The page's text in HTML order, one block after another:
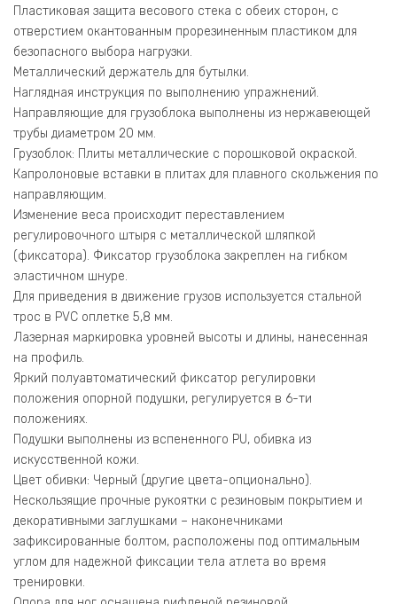
Пластиковая защита весового стека с обеих сторон, с
отверстием окантованным прорезиненным пластиком для
безопасного выбора нагрузки.
Металлический держатель для бутылки.
Наглядная инструкция по выполнению упражнений.
Направляющие для грузоблока выполнены из нержавеющей
трубы диаметром 20 мм.
Грузоблок: Плиты металлические с порошковой окраской.
Капролоновые вставки в плитах для плавного скольжения по
направляющим.
Изменение веса происходит переставлением
регулировочного штыря с металлической шляпкой
(фиксатора). Фиксатор грузоблока закреплен на гибком
эластичном шнуре.
Для приведения в движение грузов используется стальной
трос в PVC оплетке 5,8 мм.
Лазерная маркировка уровней высоты и длины, нанесенная
на профиль.
Яркий полуавтоматический фиксатор регулировки
положения опорной подушки, регулируется в 6-ти
положениях.
Подушки выполнены из вспененного PU, обивка из
искусственной кожи.
Цвет обивки: Черный (другие цвета-опционально).
Нескользящие прочные рукоятки с резиновым покрытием и
декоративными заглушками – наконечниками
зафиксированные болтом, расположены под оптимальным
углом для надежной фиксации тела атлета во время
тренировки.